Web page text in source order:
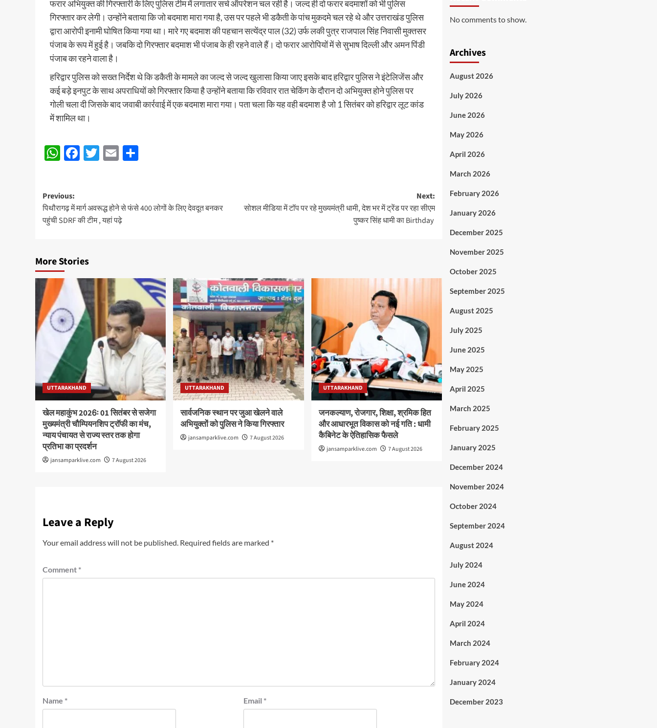
फरार अभियुक्त की गिरफ्तारी के लिए पुलिस टीम में लगातार सर्च ऑपरेशन चल रही है। जल्द ही दो फरार बदमाशों को भी पुलिस
गिरफ्तार कर लेगी। उन्होंने बताया कि जो बदमाश मारा गया है, उस पर पहले भी डकैती के पांच मुकदमे चल रहे थे और उत्तराखंड पुलिस
द्वारा आरोपी इनामी घोषित किया गया था। मारे गए बदमाश की पहचान सत्येंद्र पाल (32) उर्फ लकी पुत्र राजपाल सिंह निवासी मुक्तसर
पंजाब के रूप में हुई है। जबकि दो गिरफ्तार बदमाश भी पंजाब के ही रहने वाले हैं। दो फरार आरोपियों में से सुभाष दिल्ली और अमन पिंडी
पंजाब का रहने वाला है।
हरिद्वार पुलिस को सख्त निर्देश थे कि डकैती के मामले का जल्द से जल्द खुलासा किया जाए इसके बाद हरिद्वार पुलिस ने इंटेलिजेंस और
कई बड़े इनपुट के साथ अपराधियों को गिरफ्तार किया है उन्होंने बताया कि रविवार रात चेकिंग के दौरान दो अभियुक्त होने पुलिस पर
गोली चला दी जिसके बाद जवाबी कार्रवाई में एक बदमाश मारा गया। पता चला कि यह वही बदमाश है जो 1 सितंबर को हरिद्वार लूट कांड
में शामिल था।
WhatsApp
Facebook
Twitter
Email
Post
navigation
Previous:
पिथौरागढ़ में मार्ग अवरूद्ध होने से फंसे 400 लोगों के लिए देवदूत बनकर
पहुंची SDRF की टीम , यहां पढ़े
Next:
सोशल मीडिया में टॉप पर रहे मुख्यमंत्री धामी, देश भर में ट्रेंड पर रहा सीएम
पुष्कर सिंह धामी का Birthday
More Stories
UTTARAKHAND
खेल महाकुंभ 2026ः 01 सितंबर से सजेगा
मुख्यमंत्री चौम्पियनशिप ट्रॉफी का मंच,
न्याय पंचायत से राज्य स्तर तक होगा
प्रतिभा का प्रदर्शन
jansamparklive.com 7 August 2026
UTTARAKHAND
सार्वजनिक स्थान पर जुआ खेलने वाले
अभियुक्तों को पुलिस ने किया गिरफ्तार
jansamparklive.com 7 August 2026
UTTARAKHAND
जनकल्याण, रोजगार, शिक्षा, श्रमिक हित
और आधारभूत विकास को नई गति : धामी
कैबिनेट के ऐतिहासिक फैसले
jansamparklive.com 7 August 2026
Leave a Reply
Your email address will not be published. Required fields are marked *
Comment *
Name * Email *
No comments to show.
Archives
August 2026
July 2026
June 2026
May 2026
April 2026
March 2026
February 2026
January 2026
December 2025
November 2025
October 2025
September 2025
August 2025
July 2025
June 2025
May 2025
April 2025
March 2025
February 2025
January 2025
December 2024
November 2024
October 2024
September 2024
August 2024
July 2024
June 2024
May 2024
April 2024
March 2024
February 2024
January 2024
December 2023